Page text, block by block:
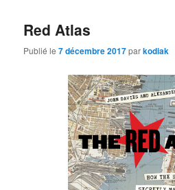
Red Atlas
Publié le7 décembre 2017parkodiak